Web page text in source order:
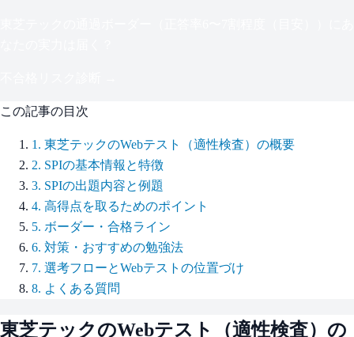
この記事の目次
1 . 東芝テックのWebテスト（適性検査）の概要
2. SPIの基本情報と特徴
3. SPIの出題内容と例題
4. 高得点を取るためのポイント
5. ボーダー・合格ライン
6. 対策・おすすめの勉強法
7. 選考フローとWebテストの位置づけ
8. よくある質問
東芝テックのWebテスト（適性検査）の